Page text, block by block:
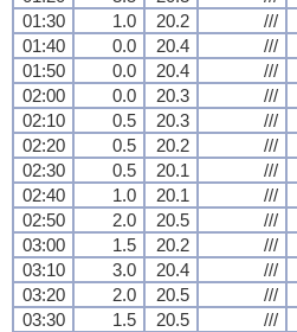
01:30
1.0 20.2 ///
01:40
0.0 20.4 ///
01:50
0.0 20.4 ///
02:00
0.0 20.3 ///
02:10
0.5 20.3 ///
02:20
0.5 20.2 ///
02:30
0.5 20.1 ///
02:40
1.0 20.1 ///
02:50
2.0 20.5 ///
03:00
1.5 20.2 ///
03:10
3.0 20.4 ///
03:20
2.0 20.5 ///
03:30
1.5 20.5 ///